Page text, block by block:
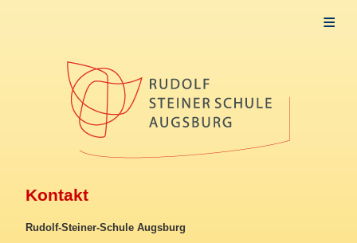
Frühförderung
Träger
Inklusive Angebote
Kontakt
Rudolf-Steiner-Schule Augsburg